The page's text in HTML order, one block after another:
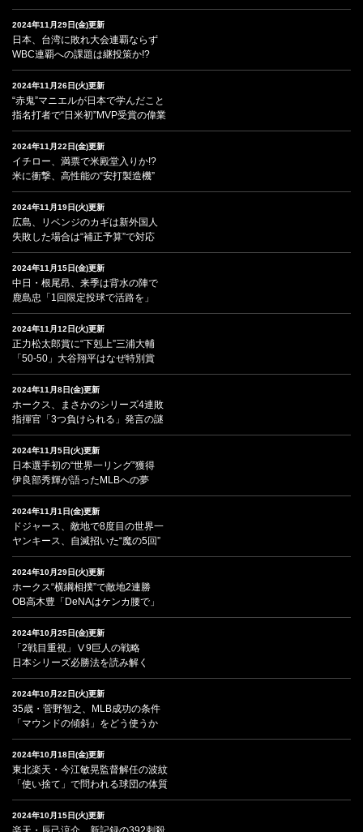
2024年11月29日(金)更新
日本、台湾に敗れ大会連覇ならず
WBC連覇への課題は継投策か!?
2024年11月26日(火)更新
“赤鬼”マニエルが日本で学んだこと
指名打者で“日米初”MVP受賞の偉業
2024年11月22日(金)更新
イチロー、満票で米殿堂入りか!?
米に衝撃、高性能の“安打製造機”
2024年11月19日(火)更新
広島、リベンジのカギは新外国人
失敗した場合は“補正予算”で対応
2024年11月15日(金)更新
中日・根尾昂、来季は背水の陣で
鹿島忠「1回限定投球で活路を」
2024年11月12日(火)更新
正力松太郎賞に“下剋上”三浦大輔
「50-50」大谷翔平はなぜ特別賞
2024年11月8日(金)更新
ホークス、まさかのシリーズ4連敗
指揮官「3つ負けられる」発言の謎
2024年11月5日(火)更新
日本選手初の“世界一リング”獲得
伊良部秀輝が語ったMLBへの夢
2024年11月1日(金)更新
ドジャース、敵地で8度目の世界一
ヤンキース、自滅招いた“魔の5回”
2024年10月29日(火)更新
ホークス“横綱相撲”で敵地2連勝
OB高木豊「DeNAはケンカ腰で」
2024年10月25日(金)更新
「2戦目重視」Ⅴ9巨人の戦略
日本シリーズ必勝法を読み解く
2024年10月22日(火)更新
35歳・菅野智之、MLB成功の条件
「マウンドの傾斜」をどう使うか
2024年10月18日(金)更新
東北楽天・今江敏晃監督解任の波紋
「使い捨て」で問われる球団の体質
2024年10月15日(火)更新